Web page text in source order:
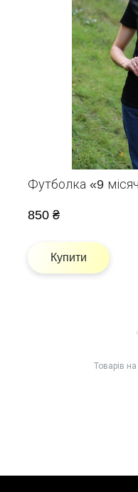
Футболка «9
850 ₴
Купити
Товарів на